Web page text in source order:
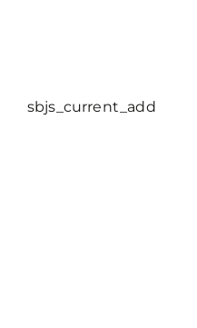
sbjs_current_add